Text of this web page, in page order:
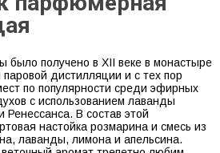
было получено в XII веке в монастыре
дистилляции и с тех пор
по популярности среди эфирных
с использованием лаванды
Ренессанса. В состав этой
настойка розмарина и смесь из
лаванды, лимона и апельсина.